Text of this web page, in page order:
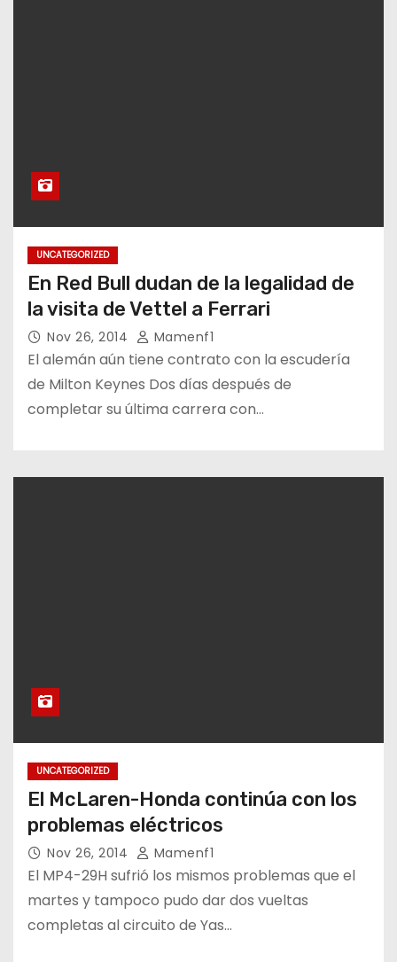
UNCATEGORIZED
En Red Bull dudan de la legalidad de
la visita de Vettel a Ferrari
Nov 26, 2014 Mamenf1
El alemán aún tiene contrato con la escudería
de Milton Keynes Dos días después de
completar su última carrera con…
UNCATEGORIZED
El McLaren-Honda continúa con los
problemas eléctricos
Nov 26, 2014 Mamenf1
El MP4-29H sufrió los mismos problemas que el
martes y tampoco pudo dar dos vueltas
completas al circuito de Yas…